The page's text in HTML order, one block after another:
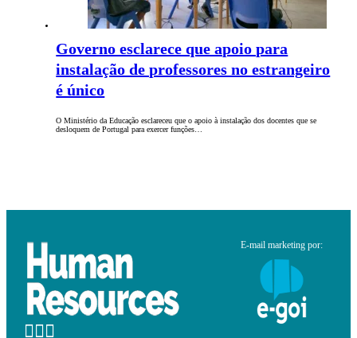
Governo esclarece que apoio para
instalação de professores no estrangeiro
é único
O Ministério da Educação esclareceu que o apoio à instalação dos docentes que se
desloquem de Portugal para exercer funções…
E-mail marketing por: